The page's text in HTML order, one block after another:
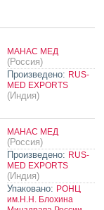
МАНАС МЕД
(Россия)
Произведено: RUS-
MED EXPORTS
(Индия)
МАНАС МЕД
(Россия)
Произведено: RUS-
MED EXPORTS
(Индия)
Упаковано: РОНЦ
им.Н.Н. Блохина